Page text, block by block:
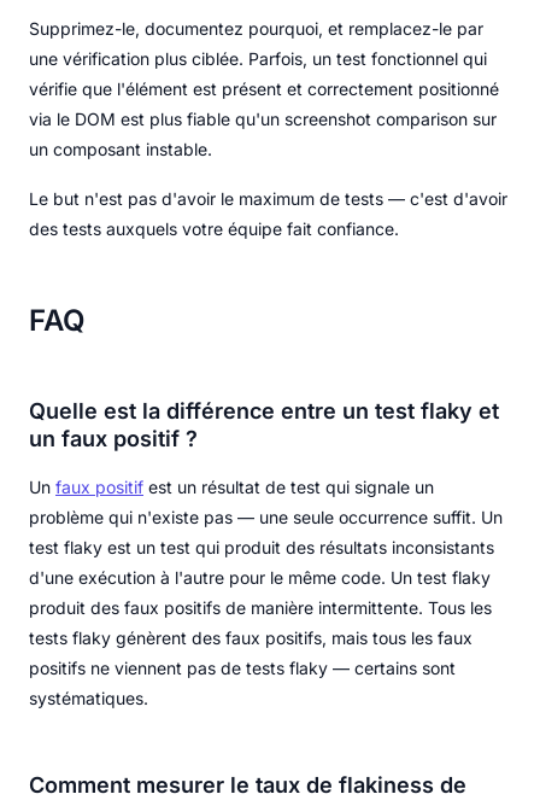
Supprimez-le, documentez pourquoi, et remplacez-le par
une vérification plus ciblée. Parfois, un test fonctionnel qui
vérifie que l'élément est présent et correctement positionné
via le DOM est plus fiable qu'un screenshot comparison sur
un composant instable.
Le but n'est pas d'avoir le maximum de tests — c'est d'avoir
des tests auxquels votre équipe fait confiance.
FAQ
Quelle est la différence entre un test flaky et
un faux positif ?
Un faux positif est un résultat de test qui signale un
problème qui n'existe pas — une seule occurrence suffit. Un
test flaky est un test qui produit des résultats inconsistants
d'une exécution à l'autre pour le même code. Un test flaky
produit des faux positifs de manière intermittente. Tous les
tests flaky génèrent des faux positifs, mais tous les faux
positifs ne viennent pas de tests flaky — certains sont
systématiques.
Comment mesurer le taux de flakiness de